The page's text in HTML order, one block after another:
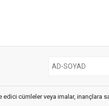
cümleler veya imalar, inançlara